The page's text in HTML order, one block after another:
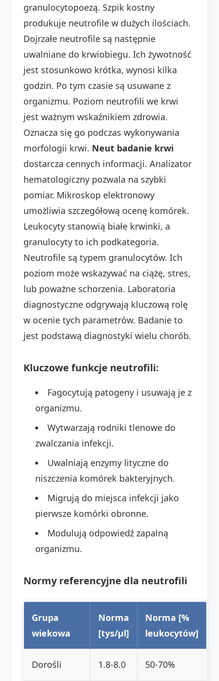
granulocytopoezą. Szpik kostny
produkuje neutrofile w dużych ilościach.
Dojrzałe neutrofile są następnie
uwalniane do krwiobiegu. Ich żywotność
jest stosunkowo krótka, wynosi kilka
godzin. Po tym czasie są usuwane z
organizmu. Poziom neutrofili we krwi
jest ważnym wskaźnikiem zdrowia.
Oznacza się go podczas wykonywania
morfologii krwi. Neut badanie krwi
dostarcza cennych informacji. Analizator
hematologiczny pozwala na szybki
pomiar. Mikroskop elektronowy
umożliwia szczegółową ocenę komórek.
Leukocyty stanowią białe krwinki, a
granulocyty to ich podkategoria.
Neutrofile są typem granulocytów. Ich
poziom może wskazywać na ciążę, stres,
lub poważne schorzenia. Laboratoria
diagnostyczne odgrywają kluczową rolę
w ocenie tych parametrów. Badanie to
jest podstawą diagnostyki wielu chorób.
Kluczowe funkcje neutrofili:
Fagocytują patogeny i usuwają je z
organizmu.
Wytwarzają rodniki tlenowe do
zwalczania infekcji.
Uwalniają enzymy lityczne do
niszczenia komórek bakteryjnych.
Migrują do miejsca infekcji jako
pierwsze komórki obronne.
Modulują odpowiedź zapalną
organizmu.
Normy referencyjne dla neutrofili
Grupa
wiekowa
Norma
[tys/µl]
Norma [%
leukocytów]
Dorośli 1.8-8.0 50-70%